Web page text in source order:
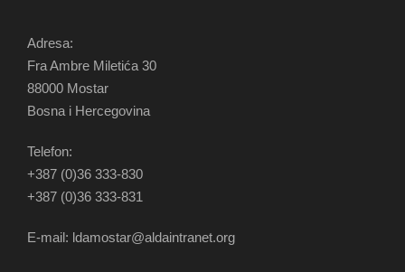
Adresa:
Fra Ambre Miletića 30
88000 Mostar
Bosna i Hercegovina
Telefon:
+387 (0)36 333-830
+387 (0)36 333-831
E-mail: ldamostar@aldaintranet.org